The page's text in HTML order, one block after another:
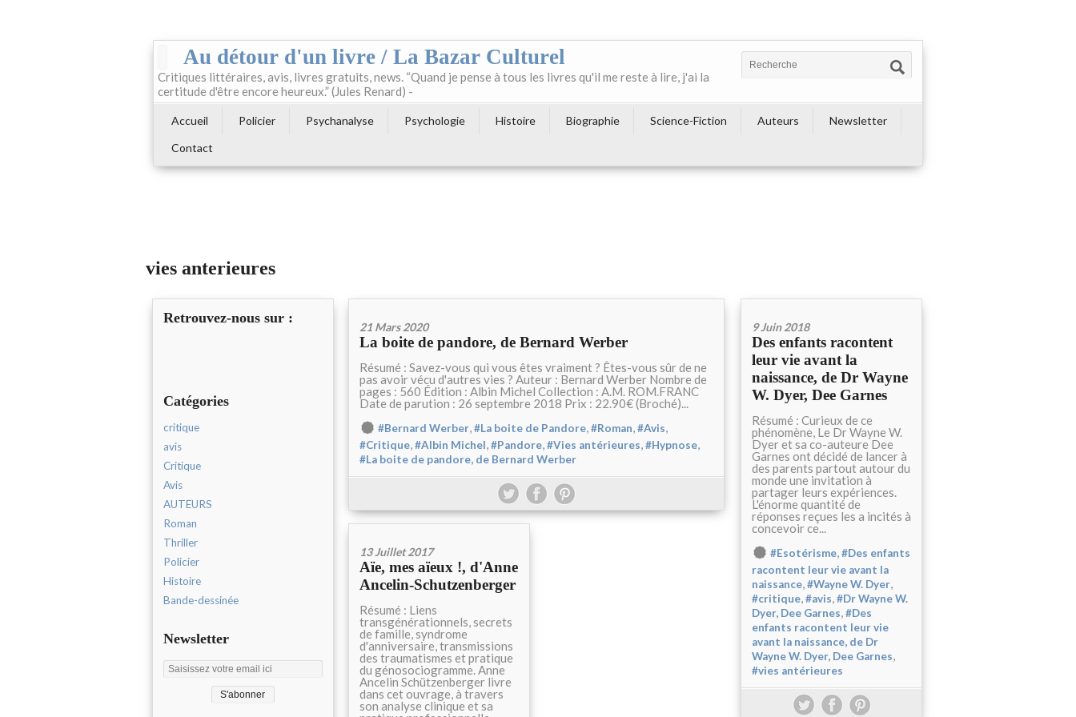
Au détour d'un livre / La Bazar Culturel
Critiques littéraires, avis, livres gratuits, news. “Quand je pense à tous les livres qu'il me reste à lire, j'ai la
certitude d'être encore heureux.” (Jules Renard) -
Accueil Policier Psychanalyse Psychologie Histoire Biographie Science-Fiction Auteurs
Newsletter
Contact
vies anterieures
Retrouvez-nous sur :
Catégories
critique
avis
Critique
Avis
AUTEURS
Roman
Thriller
Policier
Histoire
Bande-dessinée
Newsletter
21 Mars 2020
La boite de pandore, de Bernard Werber
Résumé : Savez-vous qui vous êtes vraiment ? Êtes-vous sûr de ne
pas avoir vécu d'autres vies ? Auteur : Bernard Werber Nombre de
pages : 560 Édition : Albin Michel Collection : A.M. ROM.FRANC
Date de parution : 26 septembre 2018 Prix : 22.90€ (Broché)...
#Bernard Werber,#La boite de Pandore,#Roman,#Avis,
#Critique,#Albin Michel,#Pandore,#Vies antérieures,#Hypnose,
#La boite de pandore, de Bernard Werber
9 Juin 2018
Des enfants racontent
leur vie avant la
naissance, de Dr Wayne
W. Dyer, Dee Garnes
Résumé : Curieux de ce
phénomène, Le Dr Wayne W.
Dyer et sa co-auteure Dee
Garnes ont décidé de lancer à
des parents partout autour du
monde une invitation à
partager leurs expériences.
L'énorme quantité de
réponses reçues les a incités à
concevoir ce...
#Esotérisme,#Des enfants
racontent leur vie avant la
naissance,#Wayne W. Dyer,
#critique,#avis,#Dr Wayne W.
Dyer, Dee Garnes,#Des
enfants racontent leur vie
avant la naissance, de Dr
Wayne W. Dyer, Dee Garnes,
#vies antérieures
13 Juillet 2017
Aïe, mes aïeux !, d'Anne
Ancelin-Schutzenberger
Résumé : Liens
transgénérationnels, secrets
de famille, syndrome
d'anniversaire, transmissions
des traumatismes et pratique
du génosociogramme. Anne
Ancelin Schützenberger livre
dans cet ouvrage, à travers
son analyse clinique et sa